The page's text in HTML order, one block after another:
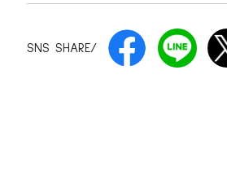
SNS SHARE/